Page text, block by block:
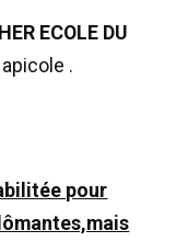
ECOLE DU
.
pour